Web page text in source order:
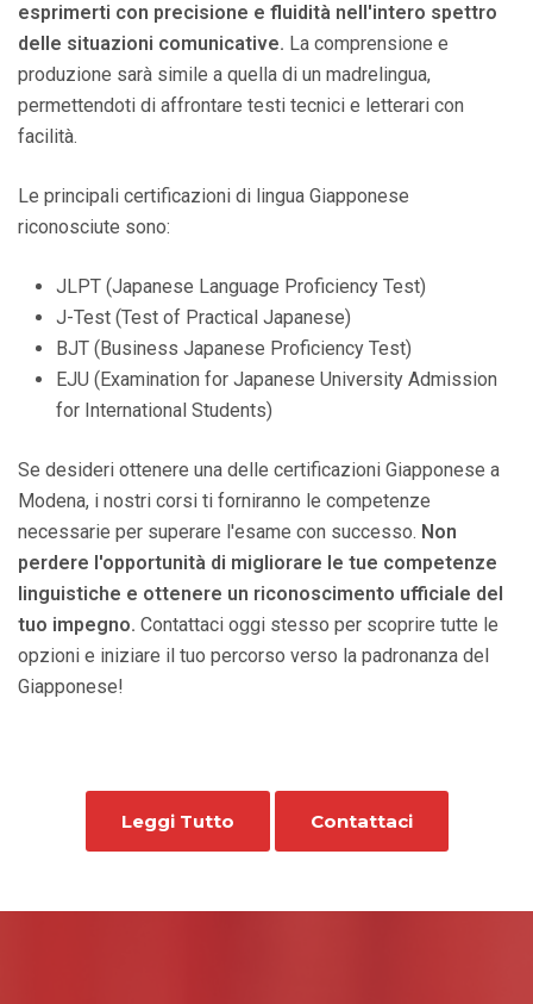
esprimerti con precisione e fluidità nell'intero spettro
delle situazioni comunicative. La comprensione e
produzione sarà simile a quella di un madrelingua,
permettendoti di affrontare testi tecnici e letterari con
facilità.
Le principali certificazioni di lingua Giapponese
riconosciute sono:
JLPT (Japanese Language Proficiency Test)
J-Test (Test of Practical Japanese)
BJT (Business Japanese Proficiency Test)
EJU (Examination for Japanese University Admission
for International Students)
Se desideri ottenere una delle certificazioni Giapponese a
Modena, i nostri corsi ti forniranno le competenze
necessarie per superare l'esame con successo. Non
perdere l'opportunità di migliorare le tue competenze
linguistiche e ottenere un riconoscimento ufficiale del
tuo impegno. Contattaci oggi stesso per scoprire tutte le
opzioni e iniziare il tuo percorso verso la padronanza del
Giapponese!
Leggi Tutto Contattaci